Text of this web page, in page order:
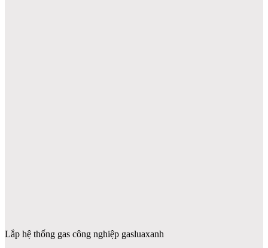
Lắp hệ thống gas công nghiệp gasluaxanh